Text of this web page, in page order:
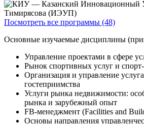
Посмотреть все программы (48)
Основные изучаемые дисциплины
Управление проектами в сфере
Рынок спортивных услуг и
Организация и управление
гостеприимства
Услуги рынка недвижимости:
рынка и зарубежный опыт
FB-менеджмент (Facilities and
Основы направления